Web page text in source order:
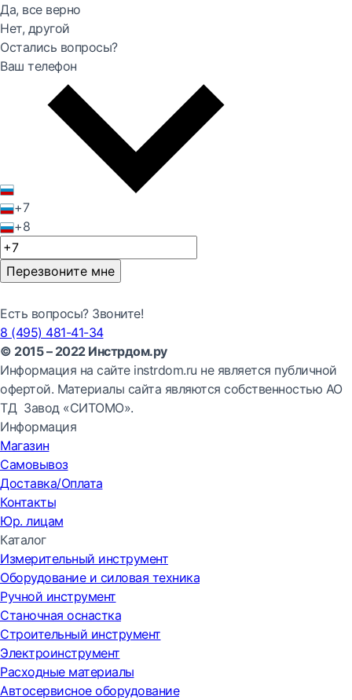
Да, все верно
Нет, другой
Остались вопросы?
Ваш телефон
+7
+8
Перезвоните мне
Есть вопросы? Звоните!
8 (495) 481-41-34
© 2015 – 2022 Инстрдом.ру
Информация на сайте instrdom.ru не является публичной
офертой. Материалы сайта являются собственностью АО
ТД Завод «СИТОМО».
Информация
Магазин
Самовывоз
Доставка/Оплата
Контакты
Юр. лицам
Каталог
Измерительный инструмент
Оборудование и силовая техника
Ручной инструмент
Станочная оснастка
Строительный инструмент
Электроинструмент
Расходные материалы
Автосервисное оборудование